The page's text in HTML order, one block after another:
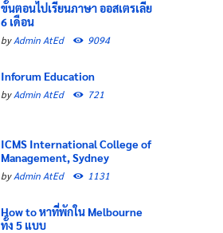
ขั้นตอนไปเรียนภาษา ออสเตรเลีย
6 เดือน
byAdmin AtEd 9094
Inforum Education
byAdmin AtEd 721
ICMS International College of
Management, Sydney
byAdmin AtEd 1131
How to หาที่พักใน Melbourne
ทั้ง 5 แบบ